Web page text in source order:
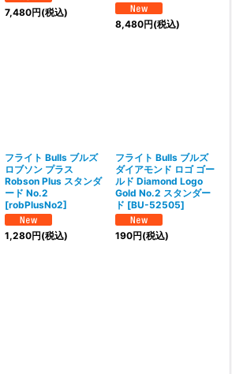
7,480円(税込)
8,480円(税込)
フライト Bulls ブルズ
ロブソン プラス
Robson Plus スタンダ
ード No.2
[robPlusNo2]
1,280円(税込)
フライト Bulls ブルズ
ダイアモンド ロゴ ゴー
ルド Diamond Logo
Gold No.2 スタンダー
ド [BU-52505]
190円(税込)